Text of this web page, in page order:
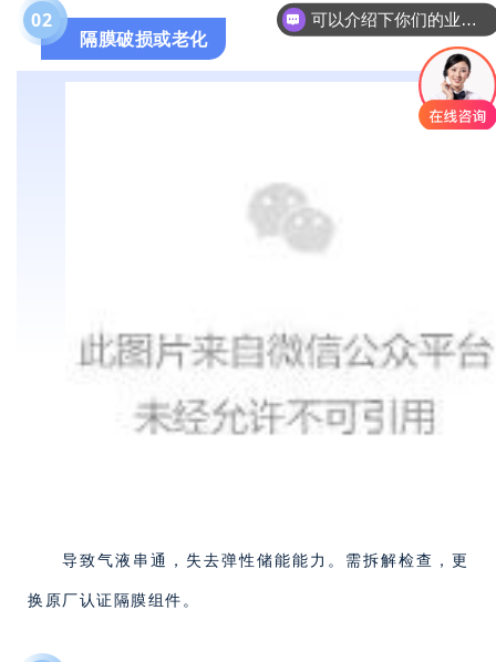
02
隔膜破损或老化
导致气液串通，失去弹性储能能力。需拆解检查，更
换原厂认证隔膜组件。
可以介绍下你们的业务么